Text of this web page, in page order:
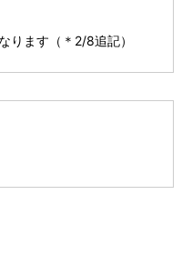
ります（＊2/8追記）